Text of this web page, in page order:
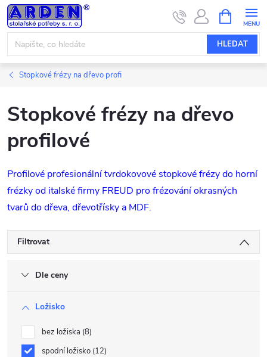
Přejít
na
obsah
HLEDAT
NÁKUPNÍ
KOŠÍK
Stopkové frézy na dřevo profi
Stopkové frézy na dřevo
profilové
Profilové profesionální tvrdokovové stopkové frézy do horní
frézky od italské firmy FREUD pro frézování okrasných
tvarů do dřeva, dřevotřísky a MDF.
Filtrovat
Dle ceny
Ložisko
bez ložiska 8
spodní ložisko 12